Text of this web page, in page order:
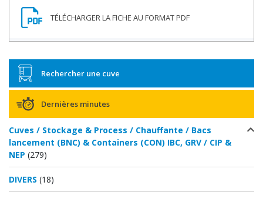
Rechercher une cuve
Dernières minutes
Cuves / Stockage & Process / Chauffante / Bacs
lancement (BNC) & Containers (CON) IBC, GRV / CIP &
NEP (279)
DIVERS (18)